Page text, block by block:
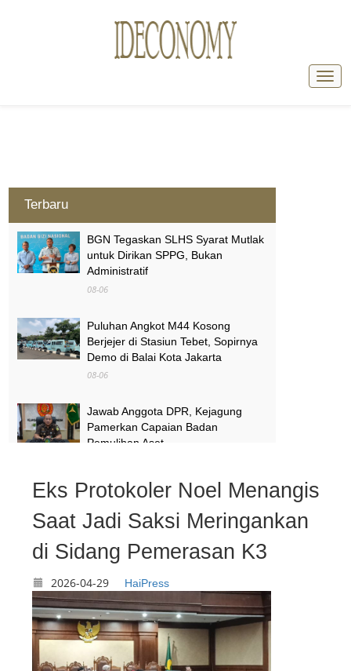
Terbaru
BGN Tegaskan SLHS Syarat Mutlak
untuk Dirikan SPPG, Bukan
Administratif
08-06
Puluhan Angkot M44 Kosong
Berjejer di Stasiun Tebet, Sopirnya
Demo di Balai Kota Jakarta
08-06
Jawab Anggota DPR, Kejagung
Pamerkan Capaian Badan
Pemulihan Aset
Melihat Terminal Pondok Cabe
Tangsel yang Mendadak Viral Usai
Jadi Lokasi Syuting No Na
08-06
Eks Protokoler Noel Menangis
Saat Jadi Saksi Meringankan
di Sidang Pemerasan K3
2026-04-29 HaiPress